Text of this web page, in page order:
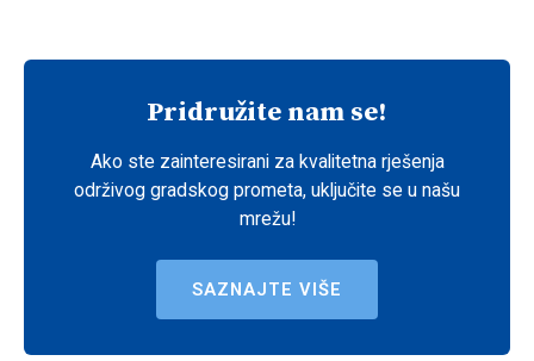
Pridružite nam se!
Ako ste zainteresirani za kvalitetna rješenja
održivog gradskog prometa, uključite se u našu
mrežu!
SAZNAJTE VIŠE